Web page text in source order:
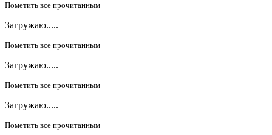
Пометить все прочитанным
Загружаю.....
Пометить все прочитанным
Загружаю.....
Пометить все прочитанным
Загружаю.....
Пометить все прочитанным